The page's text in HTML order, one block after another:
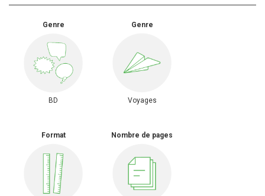
Genre
BD
Genre
Voyages
Format Nombre de pages